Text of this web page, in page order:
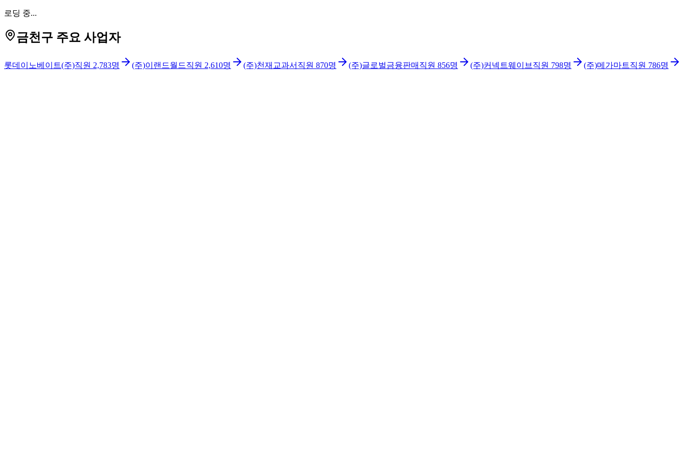
로딩 중...
금천구 주요 사업자
롯데이노베이트(주)직원 2,783명 (주)이랜드월드직원 2,610명 (주)천재교과서 직원 870명 (주)글로벌금융판매 직원 856명 (주)커넥트웨이브 직원 798명 (주)메가마트직원 786명